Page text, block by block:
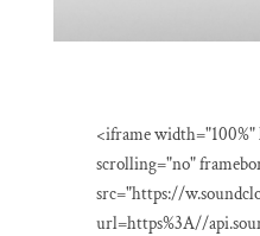
<iframe width="100%"
scrolling="no"
src="https://
url=https%3A//